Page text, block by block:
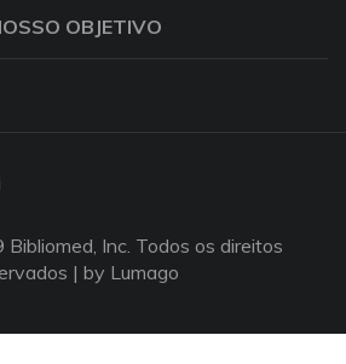
OBJETIVO
Inc. Todos os direitos
| by Lumago